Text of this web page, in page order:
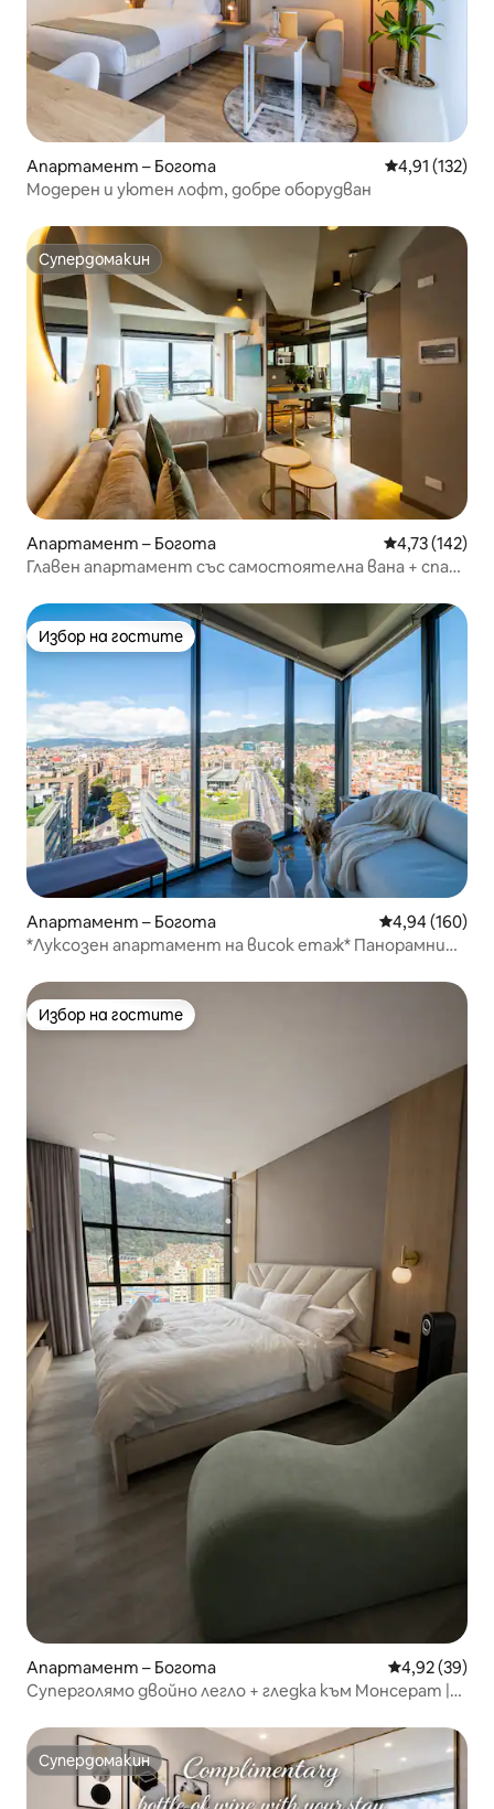
Апартамент – Богота Средна
4,91 (132)
Модерен и уютен лофт, добре оборудван
Супердомакин
Супердомакин
Апартамент – Богота Средна
4,73 (142)
Главен апартамент със самостоятелна вана + спа
Избор на гостите
Избор на гостите
Апартамент – Богота Средна
4,94 (160)
*Луксозен апартамент на висок етаж* Панорамни
Избор на гостите
Избор на гостите
Апартамент – Богота Средна
4,92 (39)
Суперголямо двойно легло + гледка към Монсерат |
Супердомакин
Супердомакин